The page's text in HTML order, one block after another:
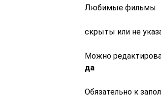
Любимые фильмы
скрыты или не
Можно
да
Обязательно к